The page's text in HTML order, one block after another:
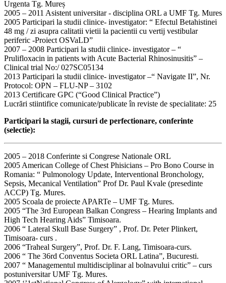
Urgenta Tg. Mureș
2005 – 2011 Asistent universitar - disciplina ORL a UMF Tg. Mures
2005 Participari la studii clinice- investigator: “ Efectul Betahistinei
48 mg / zi asupra calitatii vietii la pacientii cu vertij vestibular
periferic -Proiect OSVaLD”
2007 – 2008 Participari la studii clinice- investigator – “
Prulifloxacin in patients with Acute Bacterial Rhinosinusitis” –
Clinical trial No:/ 027SC05134
2013 Participari la studii clinice- investigator –“ Navigate II”, Nr.
Protocol: OPN – FLU-NP – 3102
2013 Certificare GPC (“Good Clinical Practice”)
Lucrări stiintifice comunicate/publicate în reviste de specialitate: 25
Participari la stagii, cursuri de perfectionare, conferinte
(selectie):
2005 – 2018 Conferinte si Congrese Nationale ORL
2005 American College of Chest Phisicians – Pro Bono Course in
Romania: “ Pulmonology Update, Interventional Bronchology,
Sepsis, Mecanical Ventilation” Prof Dr. Paul Kvale (presedinte
ACCP) Tg. Mures.
2005 Scoala de proiecte APARTe – UMF Tg. Mures.
2005 “The 3rd European Balkan Congress – Hearing Implants and
High Tech Hearing Aids” Timisoara.
2006 “ Lateral Skull Base Surgery” , Prof. Dr. Peter Plinkert,
Timisoara- curs .
2006 “Traheal Surgery”, Prof. Dr. F. Lang, Timisoara-curs.
2006 “ The 36rd Conventus Societa ORL Latina”, Bucuresti.
2007 “ Managementul multidisciplinar al bolnavului critic” – curs
postuniversitar UMF Tg. Mures.